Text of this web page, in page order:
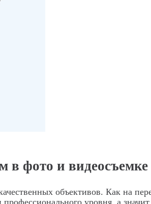
в фото и видеосъемке
объективов. Как на
профессионального уровня, а